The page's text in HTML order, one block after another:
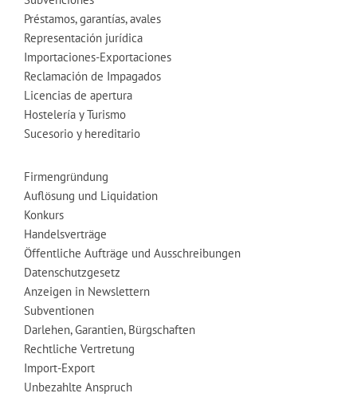
Préstamos, garantías, avales
Representación jurídica
Importaciones-Exportaciones
Reclamación de Impagados
Licencias de apertura
Hostelería y Turismo
Sucesorio y hereditario
Firmengründung
Auflösung und Liquidation
Konkurs
Handelsverträge
Öffentliche Aufträge und Ausschreibungen
Datenschutzgesetz
Anzeigen in Newslettern
Subventionen
Darlehen, Garantien, Bürgschaften
Rechtliche Vertretung
Import-Export
Unbezahlte Anspruch